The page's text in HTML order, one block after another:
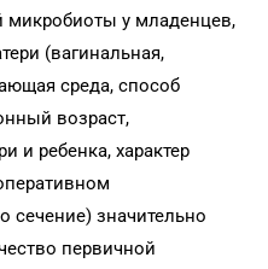
микробиоты у младенцев,
(вагинальная,
среда, способ
возраст,
и ребенка, характер
сечение) значительно
первичной